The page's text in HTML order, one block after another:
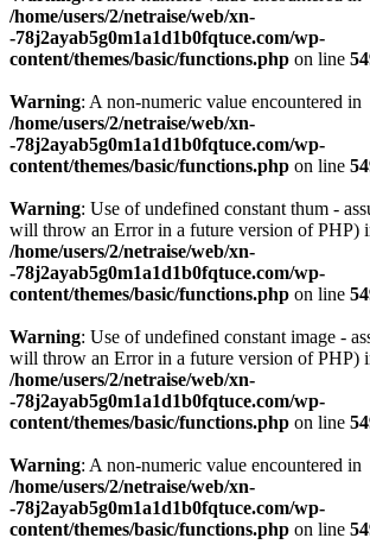
/home/users/2/netraise/web/xn-
-78j2ayab5g0m1a1d1b0fqtuce.com/wp-
content/themes/basic/functions.php on line
Warning: A non-numeric value encountered in
/home/users/2/netraise/web/xn-
-78j2ayab5g0m1a1d1b0fqtuce.com/wp-
content/themes/basic/functions.php on line
Warning: Use of undefined constant thum -
will throw an Error in a future version of PHP)
/home/users/2/netraise/web/xn-
-78j2ayab5g0m1a1d1b0fqtuce.com/wp-
content/themes/basic/functions.php on line
Warning: Use of undefined constant image -
will throw an Error in a future version of PHP)
/home/users/2/netraise/web/xn-
-78j2ayab5g0m1a1d1b0fqtuce.com/wp-
content/themes/basic/functions.php on line
Warning: A non-numeric value encountered in
/home/users/2/netraise/web/xn-
-78j2ayab5g0m1a1d1b0fqtuce.com/wp-
content/themes/basic/functions.php on line